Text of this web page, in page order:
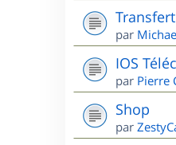
par
IOS
par Pierre
Shop
par